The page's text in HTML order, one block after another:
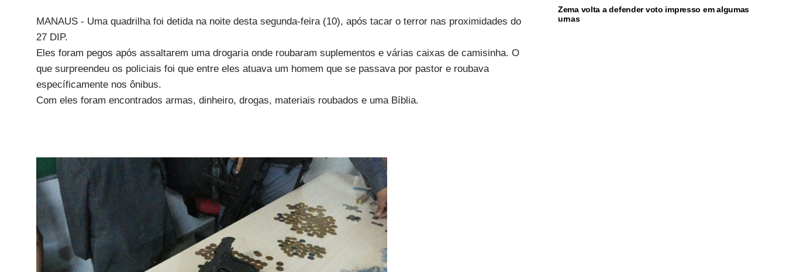
MANAUS - Uma quadrilha foi detida na noite desta segunda-feira (10), após tacar o terror nas proximidades do
27 DIP.
Eles foram pegos após assaltarem uma drogaria onde roubaram suplementos e várias caixas de camisinha. O
que surpreendeu os policiais foi que entre eles atuava um homem que se passava por pastor e roubava
específicamente nos ônibus.
Com eles foram encontrados armas, dinheiro, drogas, materiais roubados e uma Bíblia.
Zema volta a defender voto impresso em algumas
urnas